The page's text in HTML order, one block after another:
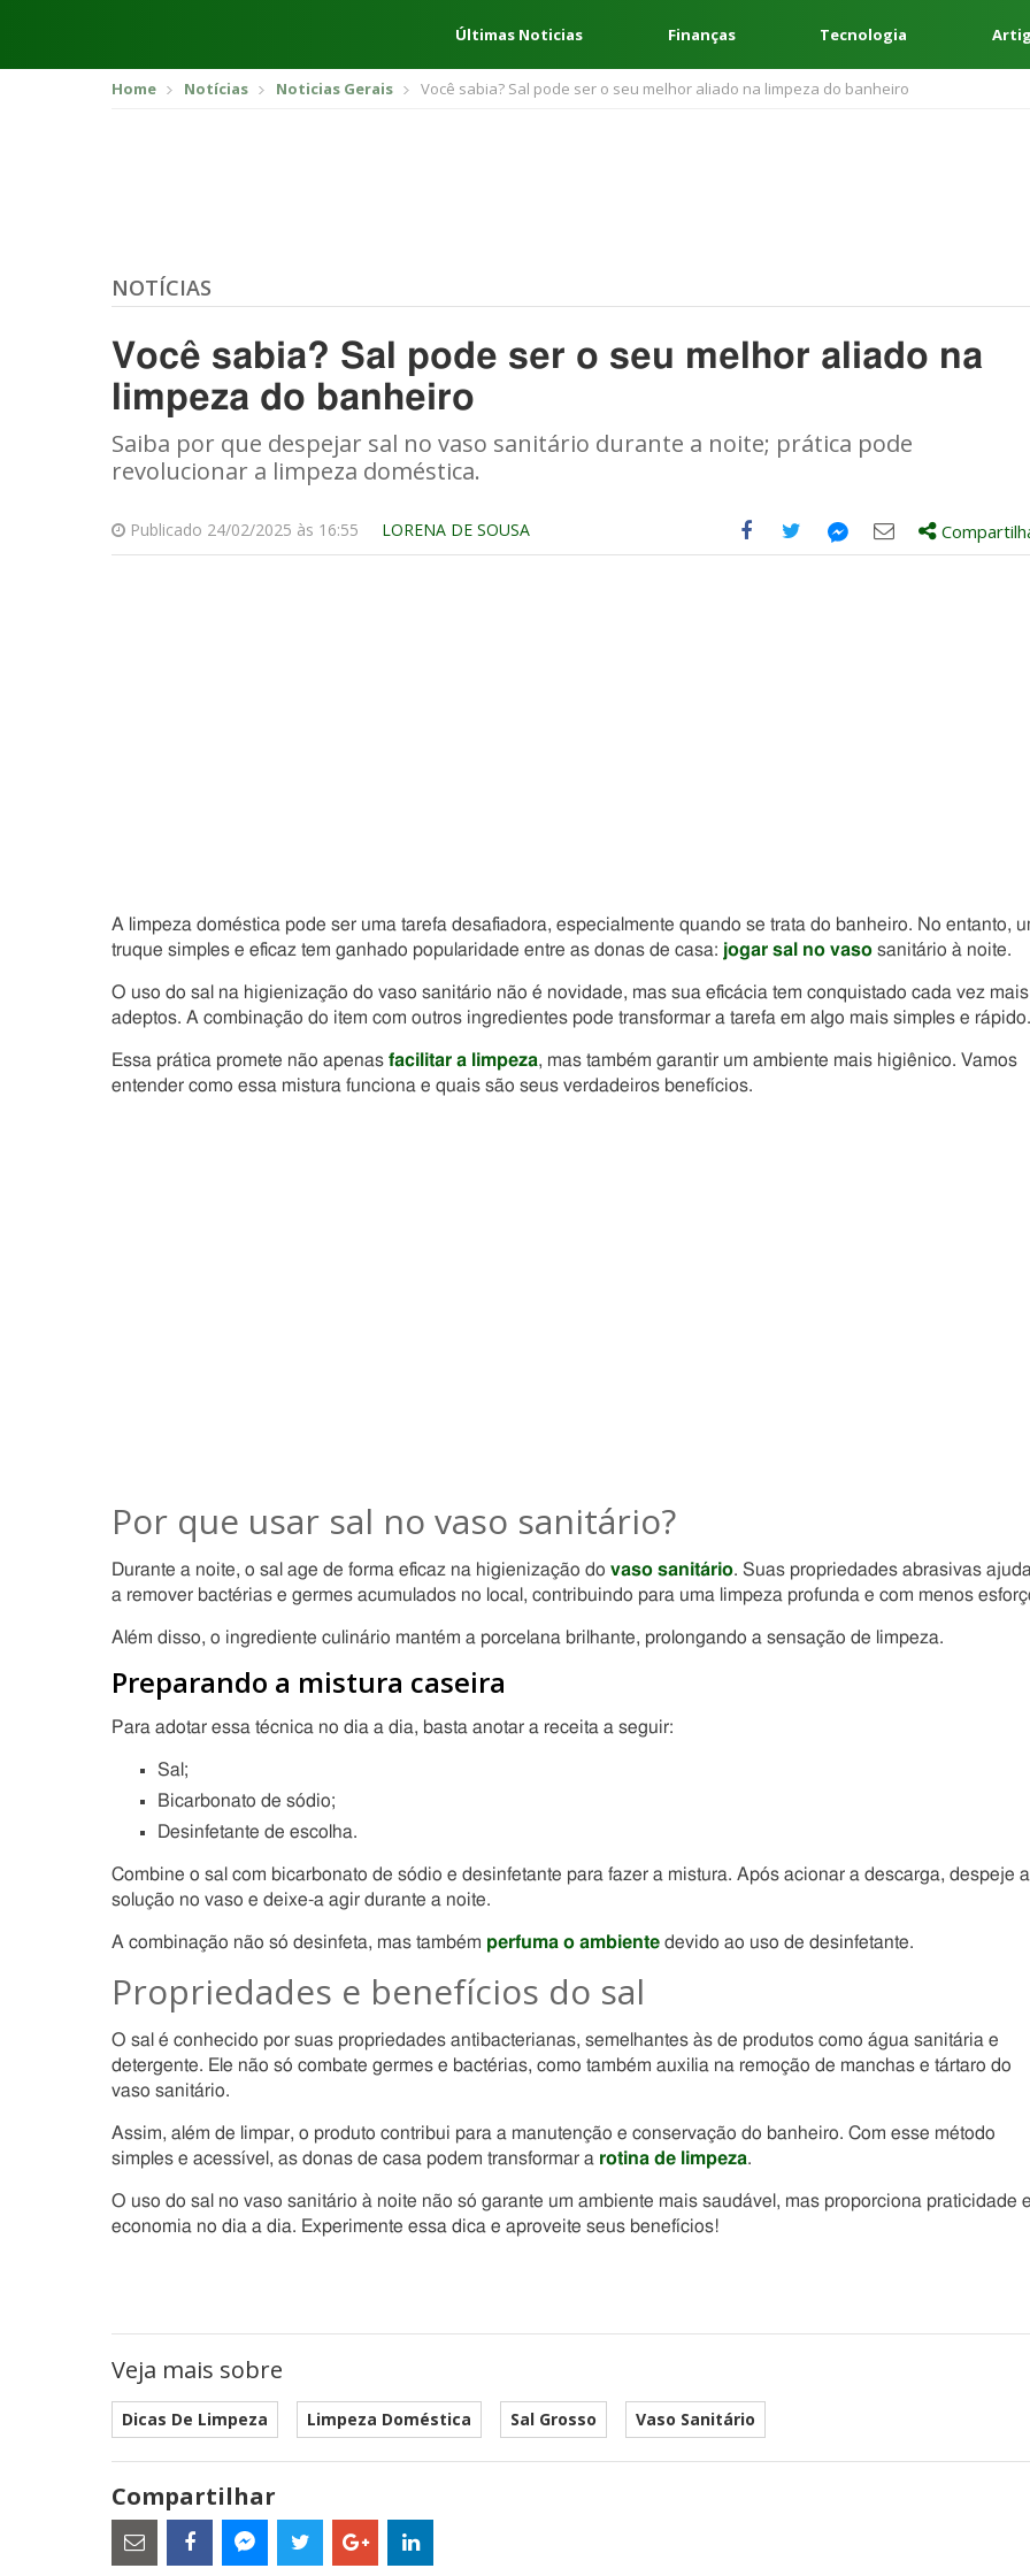
Últimas Noticias Finanças Tecnologia
Home Notícias Noticias Gerais Você sabia? Sal pode ser o seu melhor aliado na limpeza do banheiro
NOTÍCIAS
Você sabia? Sal pode ser o seu melhor aliado na
limpeza do banheiro
Saiba por que despejar sal no vaso sanitário durante a noite; prática pode
revolucionar a limpeza doméstica.
Publicado 24/02/2025 às 16:55 LORENA DE SOUSA
Compartilhe
CompartilheCompartilhe
A limpeza doméstica pode ser uma tarefa desafiadora, especialmente quando se trata do banheiro. No entanto,
truque simples e eficaz tem ganhado popularidade entre as donas de casa: jogar sal no vaso sanitário à noite.
O uso do sal na higienização do vaso sanitário não é novidade, mas sua eficácia tem conquistado cada vez mais
adeptos. A combinação do item com outros ingredientes pode transformar a tarefa em algo mais simples e rápido.
Essa prática promete não apenas facilitar a limpeza, mas também garantir um ambiente mais higiênico. Vamos
entender como essa mistura funciona e quais são seus verdadeiros benefícios.
Por que usar sal no vaso sanitário?
Durante a noite, o sal age de forma eficaz na higienização do vaso sanitário. Suas propriedades abrasivas
a remover bactérias e germes acumulados no local, contribuindo para uma limpeza profunda e com menos
Além disso, o ingrediente culinário mantém a porcelana brilhante, prolongando a sensação de limpeza.
Preparando a mistura caseira
Para adotar essa técnica no dia a dia, basta anotar a receita a seguir:
Sal;
Bicarbonato de sódio;
Desinfetante de escolha.
Combine o sal com bicarbonato de sódio e desinfetante para fazer a mistura. Após acionar a descarga, despeje a
solução no vaso e deixe-a agir durante a noite.
A combinação não só desinfeta, mas também perfuma o ambiente devido ao uso de desinfetante.
Propriedades e benefícios do sal
O sal é conhecido por suas propriedades antibacterianas, semelhantes às de produtos como água sanitária e
detergente. Ele não só combate germes e bactérias, como também auxilia na remoção de manchas e tártaro do
vaso sanitário.
Assim, além de limpar, o produto contribui para a manutenção e conservação do banheiro. Com esse método
simples e acessível, as donas de casa podem transformar a rotina de limpeza.
O uso do sal no vaso sanitário à noite não só garante um ambiente mais saudável, mas proporciona praticidade e
economia no dia a dia. Experimente essa dica e aproveite seus benefícios!
Veja mais sobre
Dicas De Limpeza Limpeza Doméstica Sal Grosso Vaso Sanitário
Compartilhar
Estes
são
links
externos